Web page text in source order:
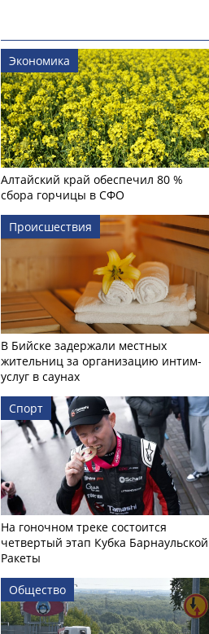
Экономика
Алтайский край обеспечил 80 %
сбора горчицы в СФО
Происшествия
В Бийске задержали местных
жительниц за организацию интим-
услуг в саунах
Спорт
На гоночном треке состоится
четвертый этап Кубка Барнаульской
Ракеты
Общество